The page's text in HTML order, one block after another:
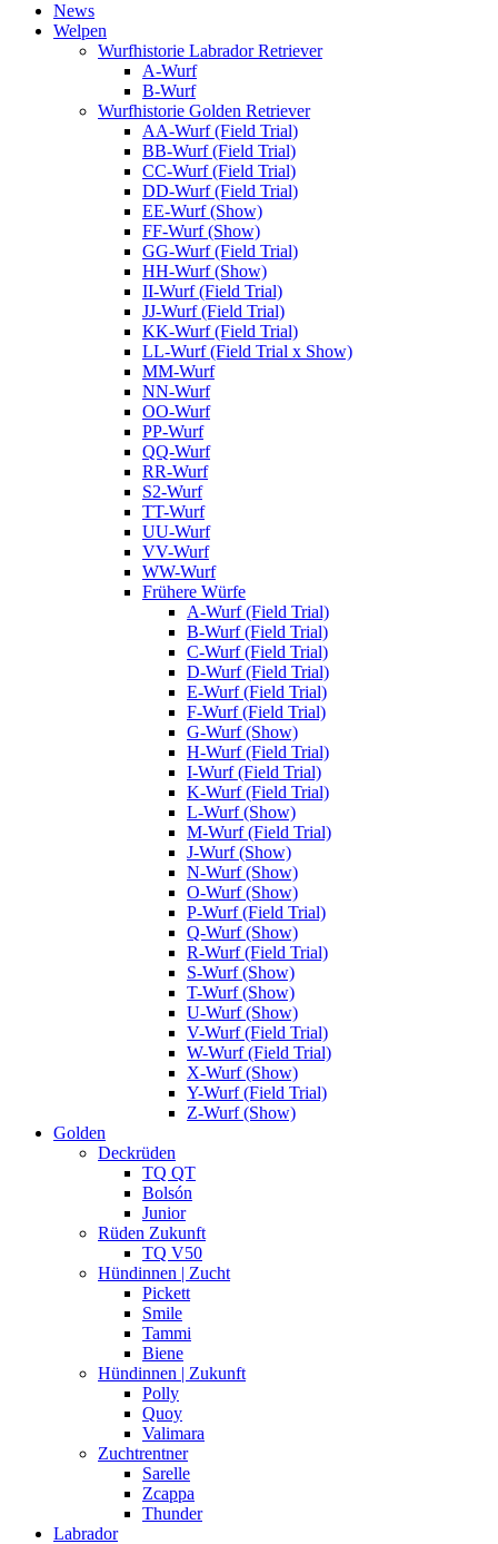
News
Welpen
Wurfhistorie Labrador Retriever
A-Wurf
B-Wurf
Wurfhistorie Golden Retriever
AA-Wurf (Field Trial)
BB-Wurf (Field Trial)
CC-Wurf (Field Trial)
DD-Wurf (Field Trial)
EE-Wurf (Show)
FF-Wurf (Show)
GG-Wurf (Field Trial)
HH-Wurf (Show)
II-Wurf (Field Trial)
JJ-Wurf (Field Trial)
KK-Wurf (Field Trial)
LL-Wurf (Field Trial x Show)
MM-Wurf
NN-Wurf
OO-Wurf
PP-Wurf
QQ-Wurf
RR-Wurf
S2-Wurf
TT-Wurf
UU-Wurf
VV-Wurf
WW-Wurf
Frühere Würfe
A-Wurf (Field Trial)
B-Wurf (Field Trial)
C-Wurf (Field Trial)
D-Wurf (Field Trial)
E-Wurf (Field Trial)
F-Wurf (Field Trial)
G-Wurf (Show)
H-Wurf (Field Trial)
I-Wurf (Field Trial)
K-Wurf (Field Trial)
L-Wurf (Show)
M-Wurf (Field Trial)
J-Wurf (Show)
N-Wurf (Show)
O-Wurf (Show)
P-Wurf (Field Trial)
Q-Wurf (Show)
R-Wurf (Field Trial)
S-Wurf (Show)
T-Wurf (Show)
U-Wurf (Show)
V-Wurf (Field Trial)
W-Wurf (Field Trial)
X-Wurf (Show)
Y-Wurf (Field Trial)
Z-Wurf (Show)
Golden
Deckrüden
TQ QT
Bolsón
Junior
Rüden Zukunft
TQ V50
Hündinnen | Zucht
Pickett
Smile
Tammi
Biene
Hündinnen | Zukunft
Polly
Quoy
Valimara
Zuchtrentner
Sarelle
Zcappa
Thunder
Labrador